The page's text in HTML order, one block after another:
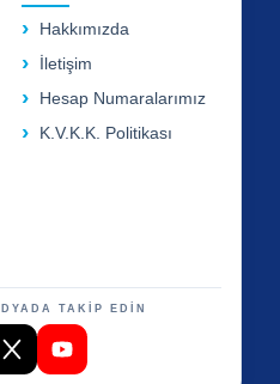
Hakkımızda
İletişim
Hesap Numaralarımız
K.V.K.K. Politikası
TAKİP EDİN